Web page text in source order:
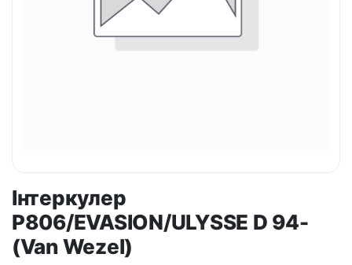
Інтеркулер
P806/EVASION/ULYSSE D 94-
(Van Wezel)